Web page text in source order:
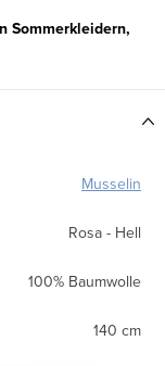
Sommerkleidern,
Musselin
Rosa - Hell
100% Baumwolle
140 cm